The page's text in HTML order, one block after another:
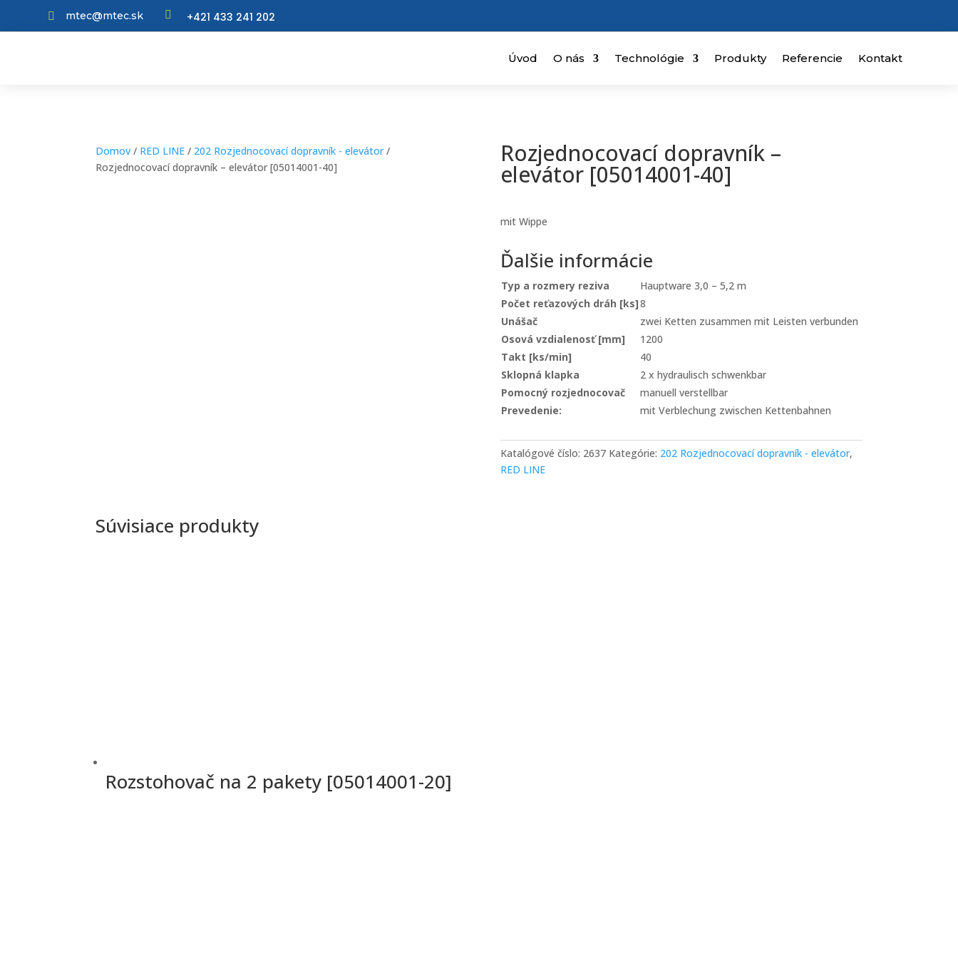
 mtec@mtec.sk  +421 433 241 202
Úvod O nás Technológie Produkty Referencie Kontakt
Domov / RED LINE / 202 Rozjednocovací dopravník - elevátor/
Rozjednocovací dopravník – elevátor [05014001-40]
Rozjednocovací dopravník –
elevátor [05014001-40]
mit Wippe
Ďalšie informácie
Typ a rozmery reziva
Hauptware 3,0 – 5,2 m
Počet reťazových dráh [ks]8
Unášač
zwei Ketten zusammen mit Leisten verbunden
Osová vzdialenosť [mm]
1200
Takt [ks/min]
40
Sklopná klapka
2 x hydraulisch schwenkbar
Pomocný rozjednocovač
manuell verstellbar
Prevedenie:
mit Verblechung zwischen Kettenbahnen
Katalógové číslo: 2637 Kategórie: 202 Rozjednocovací dopravník - elevátor,
RED LINE
Súvisiace produkty
Rozstohovač na 2 pakety [05014001-20]